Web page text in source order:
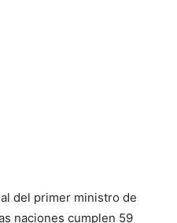
del primer ministro de
naciones cumplen 59